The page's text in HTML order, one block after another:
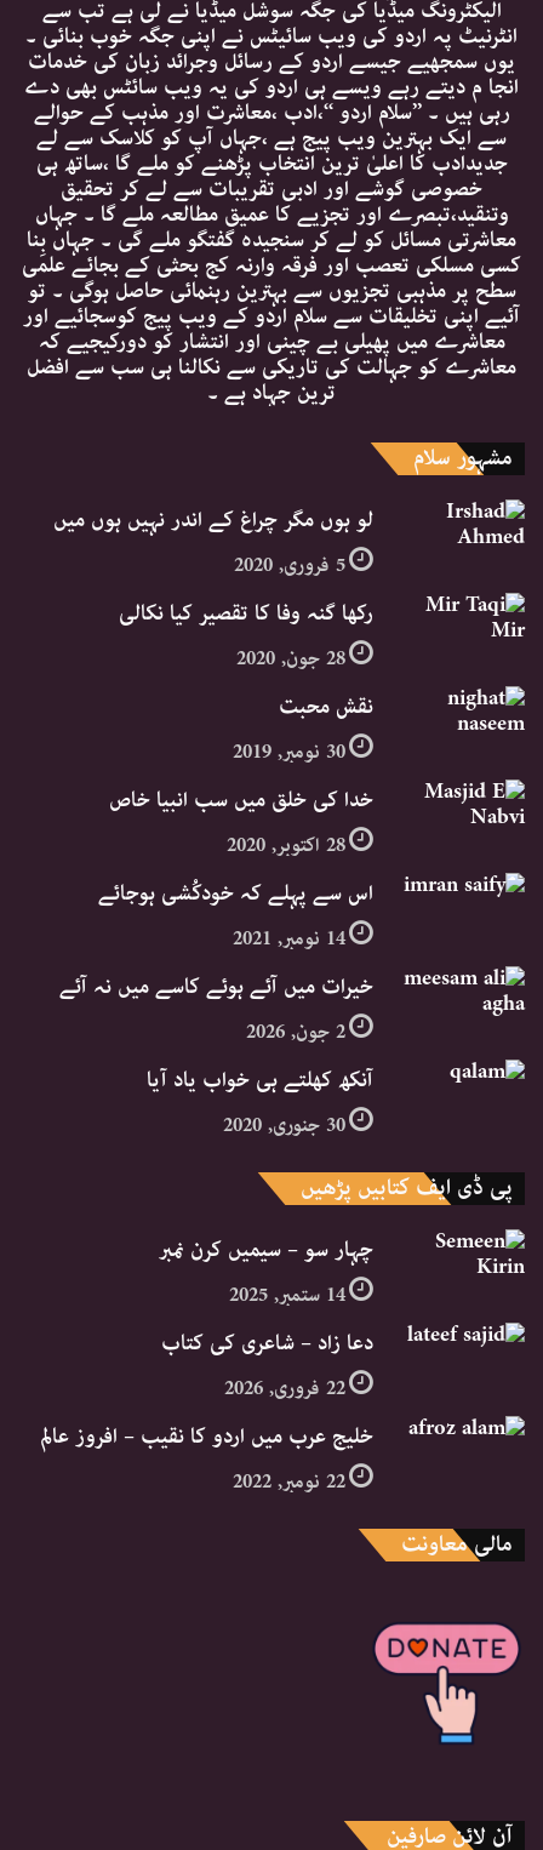
الیکٹرونگ میڈیا کی جگہ سوشل میڈیا نے لی ہے تب سے
انٹرنیٹ پہ اردو کی ویب سائیٹس نے اپنی جگہ خوب بنائی ۔
یوں سمجھیے جیسے اردو کے رسائل وجرائد زبان کی خدمات
انجا م دیتے رہے ویسے ہی اردو کی یہ ویب سائٹس بھی دے
رہی ہیں ۔ ’’سلام اردو ‘‘،ادب ،معاشرت اور مذہب کے حوالے
سے ایک بہترین ویب پیج ہے ،جہاں آپ کو کلاسک سے لے
جدیدادب کا اعلیٰ ترین انتخاب پڑھنے کو ملے گا ،ساتھ ہی
خصوصی گوشے اور ادبی تقریبات سے لے کر تحقیق
وتنقید،تبصرے اور تجزیے کا عمیق مطالعہ ملے گا ۔ جہاں
معاشرتی مسائل کو لے کر سنجیدہ گفتگو ملے گی ۔ جہاں بِنا
کسی مسلکی تعصب اور فرقہ وارنہ کج بحثی کے بجائے علمی
سطح پر مذہبی تجزیوں سے بہترین رہنمائی حاصل ہوگی ۔ تو
آئیے اپنی تخلیقات سے سلام اردو کے ویب پیج کوسجائیے اور
معاشرے میں پھیلی بے چینی اور انتشار کو دورکیجیے کہ
معاشرے کو جہالت کی تاریکی سے نکالنا ہی سب سے افضل
ترین جہاد ہے ۔
مشہور سلام
لو ہوں مگر چراغ کے اندر نہیں ہوں میں
5 فروری, 2020
رکھا گنہ وفا کا تقصیر کیا نکالی
28 جون, 2020
نقش محبت
30 نومبر, 2019
خدا کی خلق میں سب انبیا خاص
28 اکتوبر, 2020
اس سے پہلے کہ خودکُشی ہوجائے
14 نومبر, 2021
خیرات میں آئے ہوئے کاسے میں نہ آئے
2 جون, 2026
آنکھ کھلتے ہی خواب یاد آیا
30 جنوری, 2020
پی ڈی ایف کتابیں پڑھیں
چہار سو – سیمیں کرن نمبر
14 ستمبر, 2025
دعا زاد – شاعری کی کتاب
22 فروری, 2026
خلیج عرب میں اردو کا نقیب – افروز عالم
22 نومبر, 2022
مالی معاونت
آن لائن صارفین